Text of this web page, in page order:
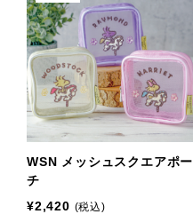
WSN メッシュスクエアポー
チ
¥2,420 (税込)